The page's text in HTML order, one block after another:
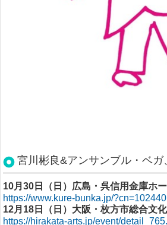
宮川彬良&アンサンブル・ベガ
10月30日（日）広島・呉信用金庫ホ
https://www.kure-bunka.jp/?cn=102440
12月18日（日）大阪・枚方市総合文
https://hirakata-arts.jp/event/